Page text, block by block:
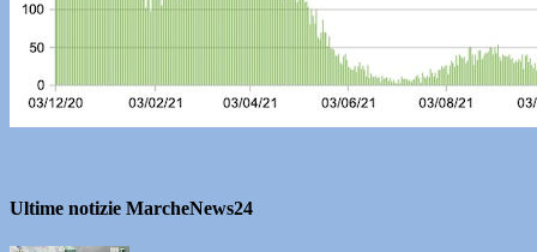
Ultime notizie MarcheNews24